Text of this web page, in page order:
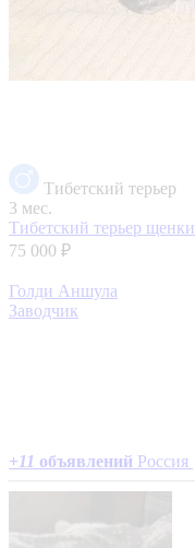
Тибетский терьер
3 мес.
Тибетский терьер щенки
75 000 ₽
Голди Аншула
Заводчик
+11 объявлений Россия